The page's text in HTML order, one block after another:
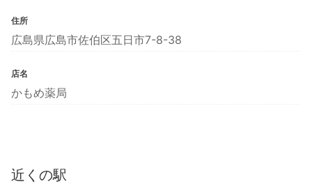
住所
広島県広島市佐伯区五日市7-8-38
店名
かもめ薬局
近くの駅